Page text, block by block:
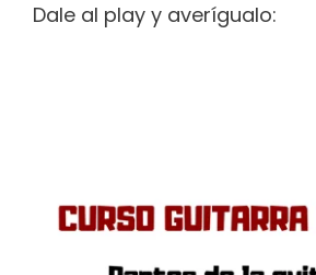
Dale al play y averígualo: